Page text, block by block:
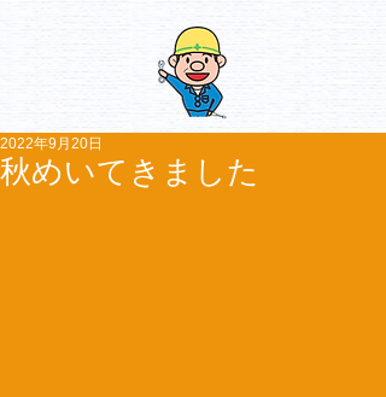
秋めいてきました
2022年9月20日